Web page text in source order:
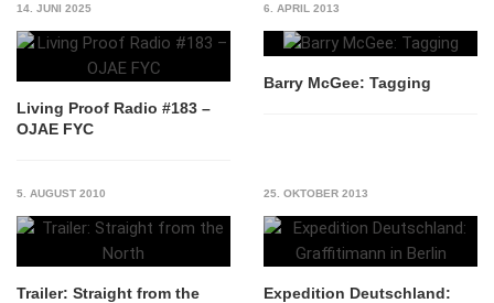
14. JUNI 2025
Living Proof Radio #183 –
OJAE FYC
6. APRIL 2013
Barry McGee: Tagging
5. AUGUST 2010
Trailer: Straight from the
25. OKTOBER 2013
Expedition Deutschland: